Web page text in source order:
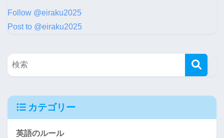
Follow @eiraku2025
Post to @eiraku2025
カテゴリー
英語のルール